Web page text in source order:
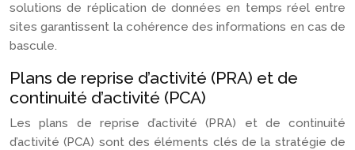
solutions de réplication de données en temps réel entre
sites garantissent la cohérence des informations en cas de
bascule.
Plans de reprise d’activité (PRA) et de
continuité d’activité (PCA)
Les plans de reprise d’activité (PRA) et de continuité
d’activité (PCA) sont des éléments clés de la stratégie de